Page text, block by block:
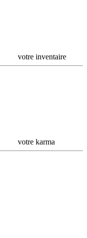
votre inventaire
votre karma